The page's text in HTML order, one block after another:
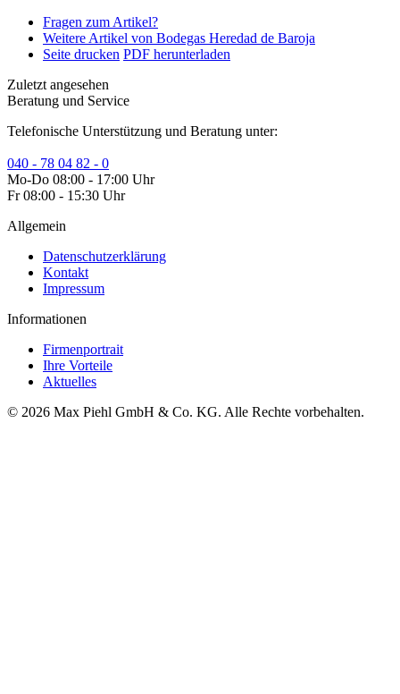
Fragen zum Artikel?
Weitere Artikel von Bodegas Heredad de Baroja
Seite drucken PDF herunterladen
Zuletzt angesehen
Beratung und Service
Telefonische Unterstützung und Beratung unter:
040 - 78 04 82 - 0
Mo-Do 08:00 - 17:00 Uhr
Fr 08:00 - 15:30 Uhr
Allgemein
Datenschutzerklärung
Kontakt
Impressum
Informationen
Firmenportrait
Ihre Vorteile
Aktuelles
© 2026 Max Piehl GmbH & Co. KG. Alle Rechte vorbehalten.